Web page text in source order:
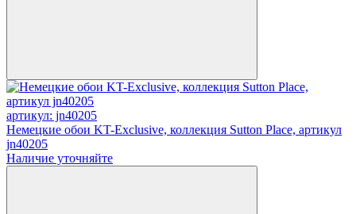
артикул: jn40205
Немецкие обои KT-Exclusive, коллекция Sutton Place, артикул
jn40205
Наличие уточняйте